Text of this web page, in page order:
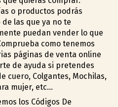
o productos podrás
las que ya no te
puedan vender lo que
como tenemos
páginas de venta online
de ayuda si pretendes
cuero, Colgantes, Mochilas,
mujer, etc...
los Códigos De